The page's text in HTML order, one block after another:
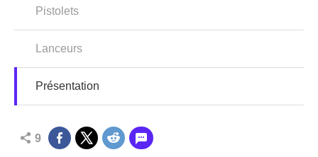
Pistolets
Lanceurs
Présentation
9